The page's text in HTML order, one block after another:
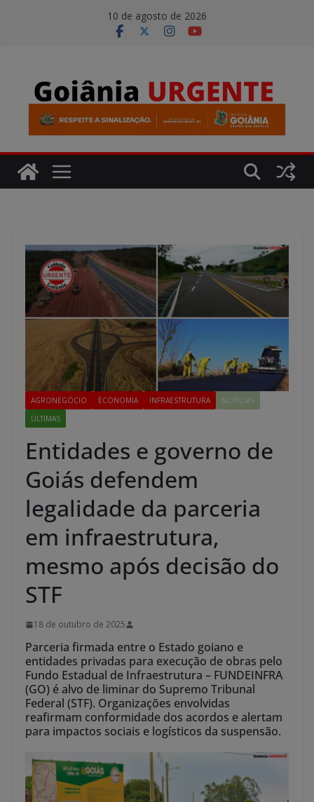
10 de agosto de 2026
AGRONEGÓCIO ECONOMIA INFRAESTRUTURA
NOTÍCIAS
ÚLTIMAS
Entidades e governo de
Goiás defendem
legalidade da parceria
em infraestrutura,
mesmo após decisão do
STF
18 de outubro de 2025
Parceria firmada entre o Estado goiano e
entidades privadas para execução de obras pelo
Fundo Estadual de Infraestrutura – FUNDEINFRA
(GO) é alvo de liminar do Supremo Tribunal
Federal (STF). Organizações envolvidas
reafirmam conformidade dos acordos e alertam
para impactos sociais e logísticos da suspensão.
modal-check